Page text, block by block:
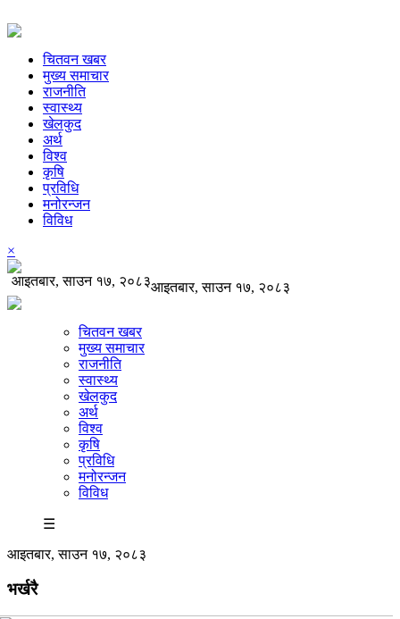
चितवन खबर
मुख्य समाचार
राजनीति
स्वास्थ्य
खेलकुद
अर्थ
विश्व
कृषि
प्रविधि
मनोरन्जन
विविध
×
आइतबार, साउन १७, २०८३आइतबार, साउन १७, २०८३
चितवन खबर
मुख्य समाचार
राजनीति
स्वास्थ्य
खेलकुद
अर्थ
विश्व
कृषि
प्रविधि
मनोरन्जन
विविध
☰
आइतबार, साउन १७, २०८३
भर्खरै